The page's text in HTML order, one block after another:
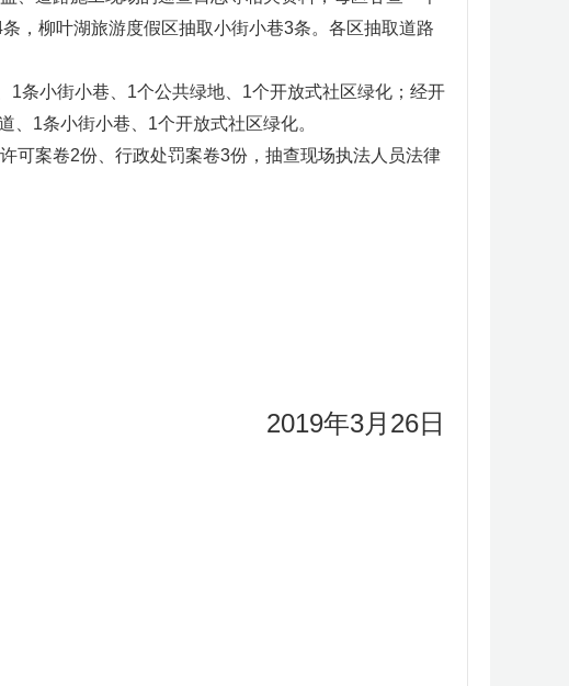
，柳叶湖旅游度假区抽取小街小巷3条。各区抽取道路
条小街小巷、1个公共绿地、1个开放式社区绿化；经开
1条小街小巷、1个开放式社区绿化。
可案卷2份、行政处罚案卷3份，抽查现场执法人员法律
2019年3月26日